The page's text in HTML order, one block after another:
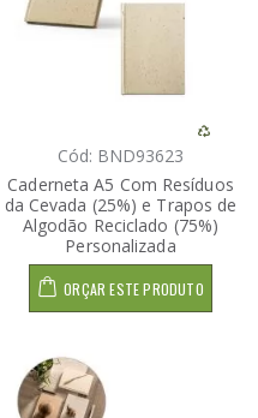
Cód: BND93623
Caderneta A5 Com Resíduos
da Cevada (25%) e Trapos de
Algodão Reciclado (75%)
Personalizada
ORÇAR ESTE PRODUTO